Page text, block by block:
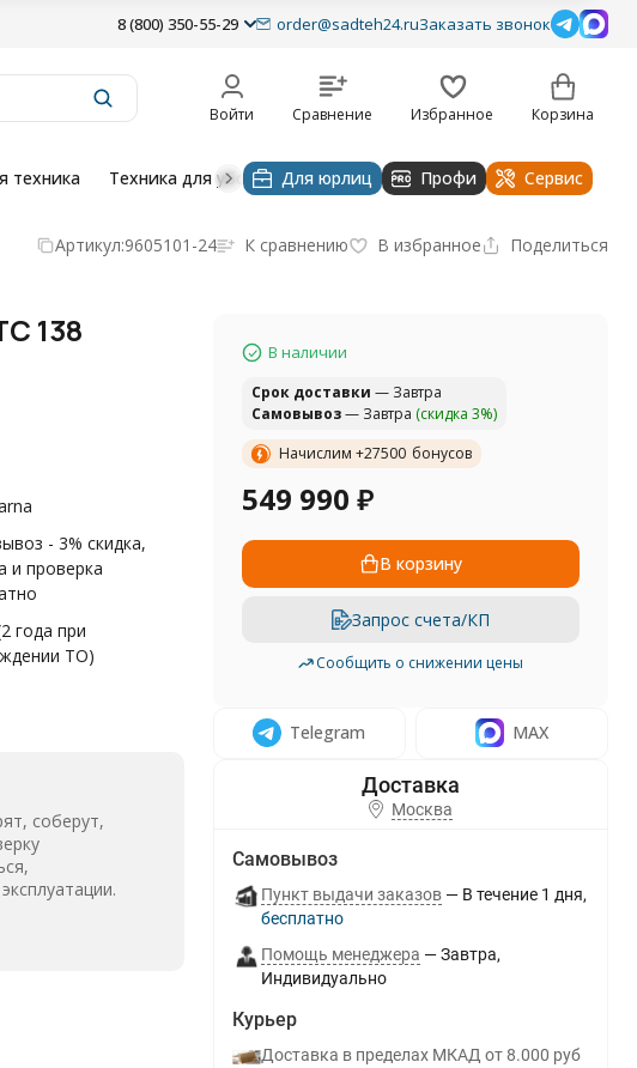
8 (800) 350-55-29 order@sadteh24.ruЗаказать звонок
Войти Сравнение Избранное Корзина
техника Техника для уборки Строительная техника
Для юрлиц Профи Сервис
Артикул:9605101-24 К сравнению В избранное Поделиться
138
- 3% скидка,
и проверка
года при
ТО)
соберут,
В наличии
Cрок доставки — Завтра
Самовывоз— Завтра (скидка 3%)
Начислим +27500 бонусов
549 990 ₽
В корзину
Запрос счета/КП
Сообщить о снижении цены
Telegram MAX
Москва
Самовывоз
Пункт выдачи заказов В течение 1 дня
Бесплатно
Помощь менеджера
Завтра
Индивидуально
Курьер
Доставка в пределах МКАД от 8.000 руб